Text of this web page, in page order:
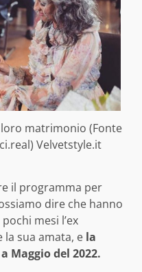
matrimonio (Fonte
Velvetstyle.it
il programma per
dire che hanno
mesi l’ex
la sua amata, e la
Maggio del 2022.